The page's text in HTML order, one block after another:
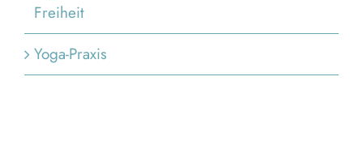
Freiheit
Yoga-Praxis